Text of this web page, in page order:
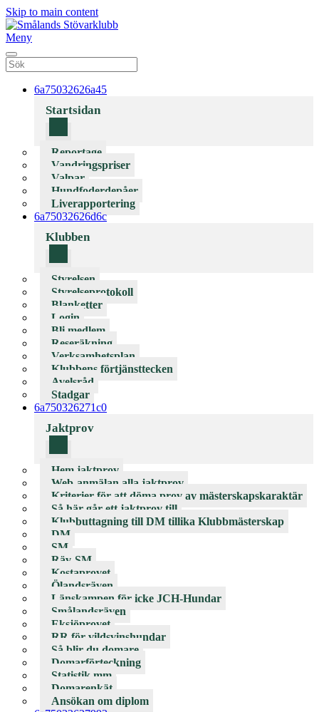
Skip to main content
Meny
6a75032626a45
Startsidan
Reportage
Vandringspriser
Valpar
Hundfoderdepåer
Liverapportering
6a75032626d6c
Klubben
Styrelsen
Styrelseprotokoll
Blanketter
Login
Bli medlem
Reseräkning
Verksamhetsplan
Klubbens förtjänsttecken
Avelsråd
Stadgar
6a750326271c0
Jaktprov
Hem jaktprov
Web-anmälan alla jaktprov
Kriterier för att döma prov av mästerskapskaraktär
Så här går ett jaktprov till
Klubbuttagning till DM tillika Klubbmästerskap
DM
SM
Räv-SM
Kostaprovet
Ölandsräven
Länskampen för icke JCH-Hundar
Smålandsräven
Eksjöprovet
RR för vildsvinshundar
Så blir du domare
Domarförteckning
Statistik mm
Domarenkät
Ansökan om diplom